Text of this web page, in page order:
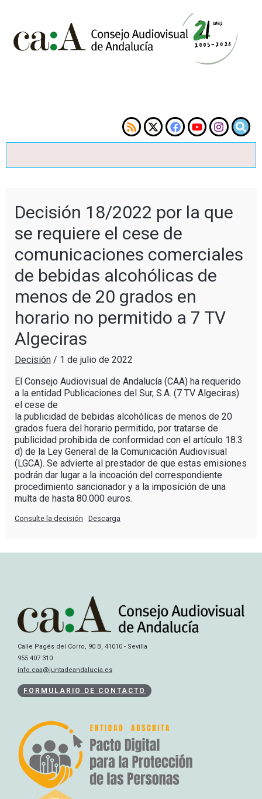
Decisión 18/2022 por la que
se requiere el cese de
comunicaciones comerciales
de bebidas alcohólicas de
menos de 20 grados en
horario no permitido a 7 TV
Algeciras
Decisión/ 1 de julio de 2022
El Consejo Audiovisual de Andalucía (CAA) ha requerido
a la entidad Publicaciones del Sur, S.A. (7 TV Algeciras)
el cese de
la publicidad de bebidas alcohólicas de menos de 20
grados fuera del horario permitido, por tratarse de
publicidad prohibida de conformidad con el artículo 18.3
d) de la Ley General de la Comunicación Audiovisual
(LGCA). Se advierte al prestador de que estas emisiones
podrán dar lugar a la incoación del correspondiente
procedimiento sancionador y a la imposición de una
multa de hasta 80.000 euros.
Consulte la decisión Descarga
Calle Pagés del Corro, 90 B, 41010 - Sevilla
955 407 310
info.caa@juntadeandalucia.es
FORMULARIO DE CONTACTO